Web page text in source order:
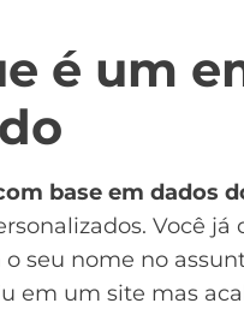
é um
base em dados
Você já
seu nome no
em um site mas